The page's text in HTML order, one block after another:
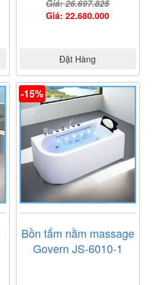
Giá: 26.697.825
Giá: 22.680.000
Đặt Hàng
-15%
Bồn tắm nằm massage
Govern JS-6010-1